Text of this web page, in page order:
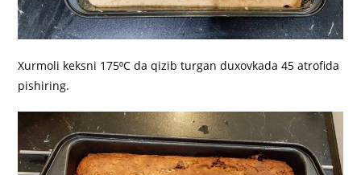
Xurmoli keksni 175⁰C da qizib turgan duxovkada 45 atrofida
pishiring.